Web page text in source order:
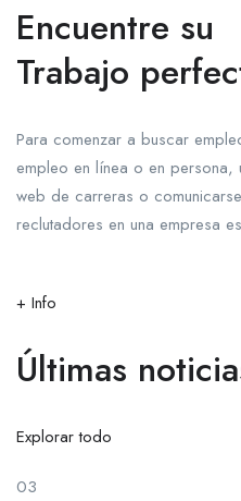
Encuentre su
Trabajo
Para comenzar a buscar
empleo en línea o en
web de carreras o
reclutadores en una empresa
+ Info
Últimas
Explorar todo
03